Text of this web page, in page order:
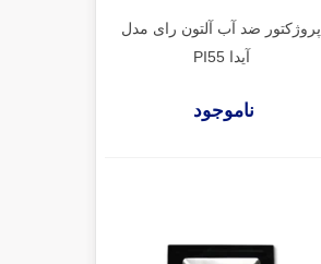
پروژکتور ضد آب آلتون رای مدل
آیدا PI55
ناموجود